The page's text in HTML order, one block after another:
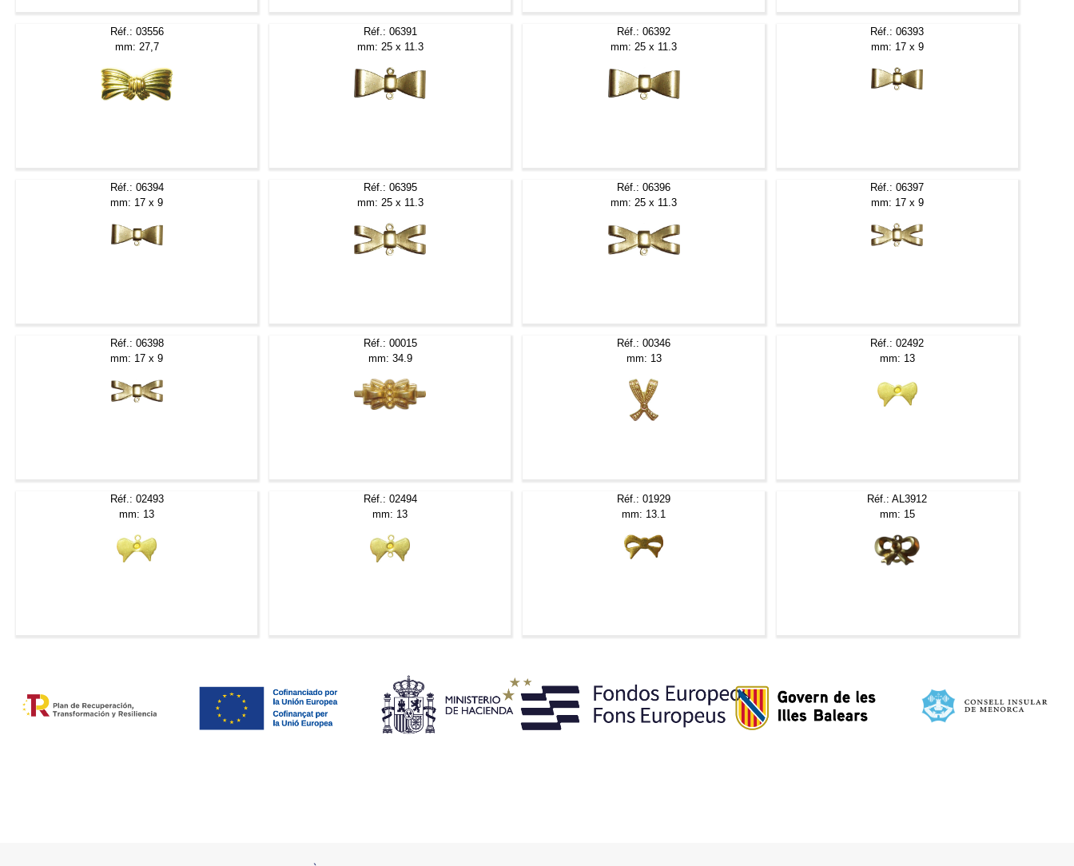
Réf.: 03556
mm: 27,7
Réf.: 06391
mm: 25 x 11.3
Réf.: 06392
mm: 25 x 11.3
Réf.: 06393
mm: 17 x 9
Réf.: 06394
mm: 17 x 9
Réf.: 06395
mm: 25 x 11.3
Réf.: 06396
mm: 25 x 11.3
Réf.: 06397
mm: 17 x 9
Réf.: 06398
mm: 17 x 9
Réf.: 00015
mm: 34.9
Réf.: 00346
mm: 13
Réf.: 02492
mm: 13
Réf.: 02493
mm: 13
Réf.: 02494
mm: 13
Réf.: 01929
mm: 13.1
Réf.: AL3912
mm: 15